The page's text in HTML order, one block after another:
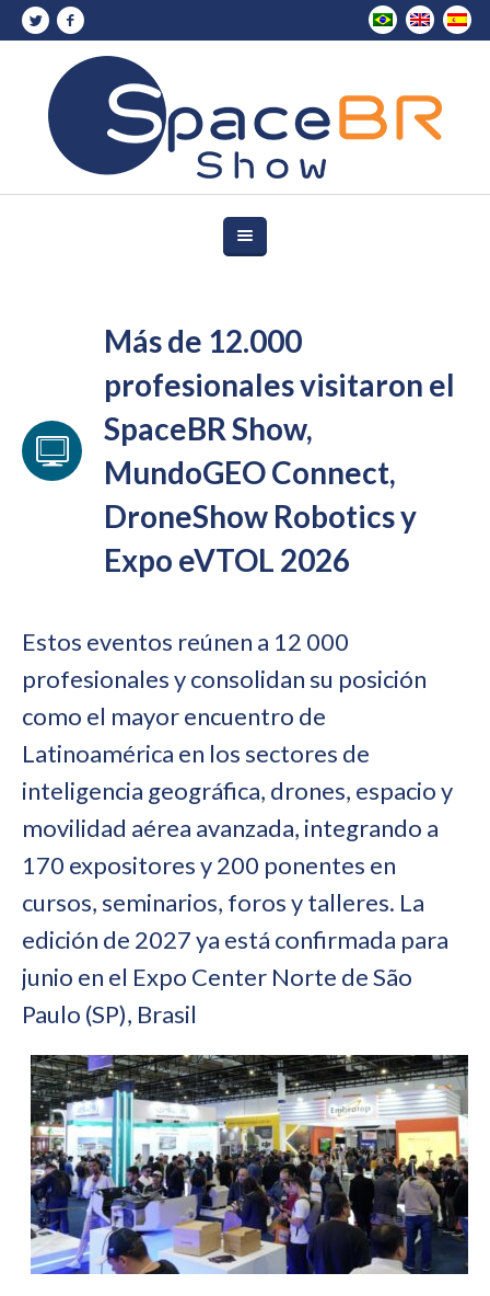
Más de 12.000
profesionales visitaron el
SpaceBR Show,
MundoGEO Connect,
DroneShow Robotics y
Expo eVTOL 2026
Estos eventos reúnen a 12 000
profesionales y consolidan su posición
como el mayor encuentro de
Latinoamérica en los sectores de
inteligencia geográfica, drones, espacio y
movilidad aérea avanzada, integrando a
170 expositores y 200 ponentes en
cursos, seminarios, foros y talleres. La
edición de 2027 ya está confirmada para
junio en el Expo Center Norte de São
Paulo (SP), Brasil